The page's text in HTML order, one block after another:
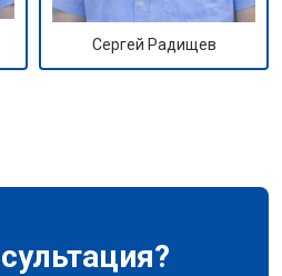
Сергей Радищев